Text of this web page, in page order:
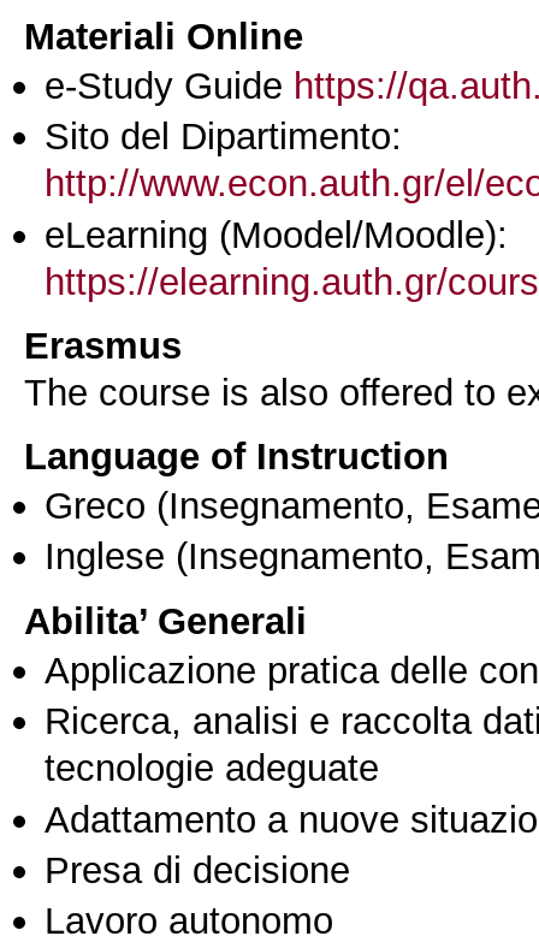
Materiali Online
e-Study Guide https://
Sito del Dipartimento:
http://www.econ.auth.gr/el/
eLearning (Moodel/Moodle):
https://elearning.auth.gr/
Erasmus
The course is also offered to
Language of Instruction
Greco (Insegnamento,
Inglese (Insegnamento,
Abilita’ Generali
Applicazione pratica delle
Ricerca, analisi e raccolta
tecnologie adeguate
Adattamento a nuove
Presa di decisione
Lavoro autonomo